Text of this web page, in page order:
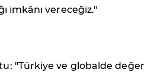
imkânı vereceğiz."
"Türkiye ve globalde değer